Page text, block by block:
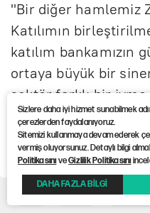
"Bir diğer hamlemiz
Katılımın
katılım
ortaya büyük bir
sektör farklı bir ivme
Haber Kaynağı :
banka Ekonomi katılım
Sizlere daha iyi hizmet sunabilmek
çerezlerden faydalanıyoruz.
Sitemizi kullanmaya devam ederek
vermiş oluyorsunuz. Detaylı bilgi
PolitikasınıveGizlilik Politikasını
DAHA FAZLA BİLGİ